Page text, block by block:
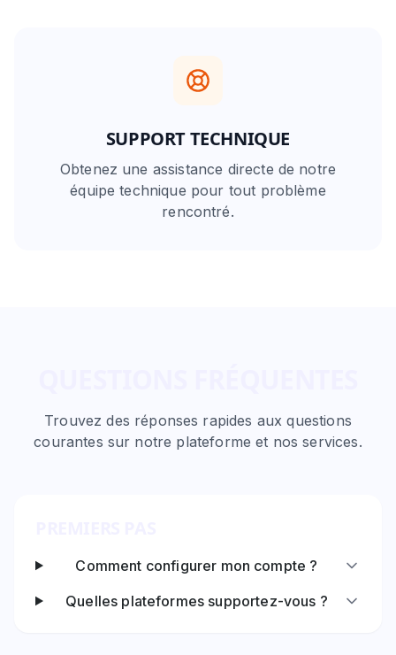
SUPPORT TECHNIQUE
Obtenez une assistance directe de notre
équipe technique pour tout problème
rencontré.
Trouvez des réponses rapides aux questions
courantes sur notre plateforme et nos services.
Comment configurer mon compte ?
Quelles plateformes supportez-vous ?